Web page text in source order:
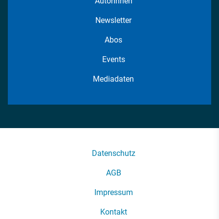
Newsletter
Abos
Events
Mediadaten
Datenschutz
AGB
Impressum
Kontakt